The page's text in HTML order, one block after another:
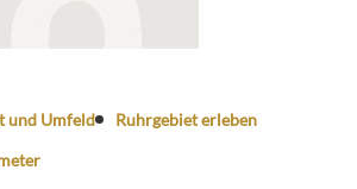
und Umfeld
Ruhrgebiet erleben